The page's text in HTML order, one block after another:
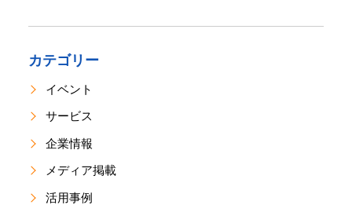
カテゴリー
イベント
サービス
企業情報
メディア掲載
活用事例